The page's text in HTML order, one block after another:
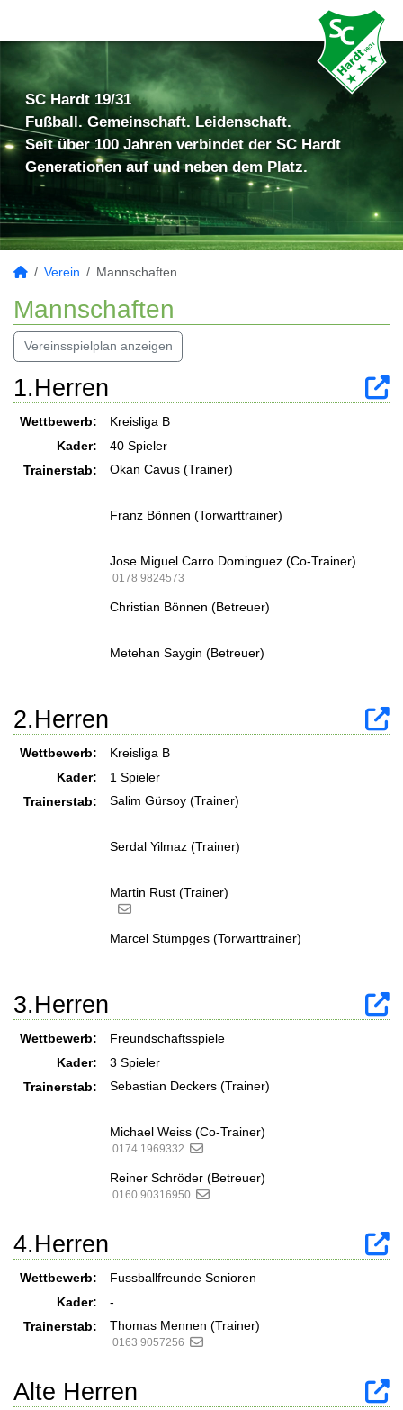
SC Hardt 19/31
Fußball. Gemeinschaft. Leidenschaft.
Seit über 100 Jahren verbindet der SC Hardt
Generationen auf und neben dem Platz.
Verein Mannschaften
Mannschaften
Vereinsspielplan anzeigen
1.Herren
Wettbewerb:
Kreisliga B
Kader:
40 Spieler
Trainerstab:
Okan Cavus (Trainer)
Franz Bönnen (Torwarttrainer)
Jose Miguel Carro Dominguez (Co-Trainer)
0178 9824573
Christian Bönnen (Betreuer)
Metehan Saygin (Betreuer)
2.Herren
Wettbewerb:
Kreisliga B
Kader:
1 Spieler
Trainerstab:
Salim Gürsoy (Trainer)
Serdal Yilmaz (Trainer)
Martin Rust (Trainer)
Marcel Stümpges (Torwarttrainer)
3.Herren
Wettbewerb:
Freundschaftsspiele
Kader:
3 Spieler
Trainerstab:
Sebastian Deckers (Trainer)
Michael Weiss (Co-Trainer)
0174 1969332
Reiner Schröder (Betreuer)
0160 90316950
4.Herren
Wettbewerb:
Fussballfreunde Senioren
Kader:
-
Trainerstab:
Thomas Mennen (Trainer)
0163 9057256
Alte Herren